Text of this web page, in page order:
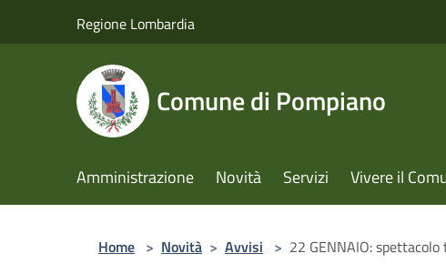
Regione Lombardia
Comune di Pompiano
Amministrazione Novità Servizi Vivere il
Home > Novità > Avvisi > 22 GENNAIO: